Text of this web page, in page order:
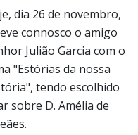
dia 26 de novembro,
connosco o amigo
Julião Garcia com o
"Estórias da nossa
tendo escolhido
sobre D. Amélia de